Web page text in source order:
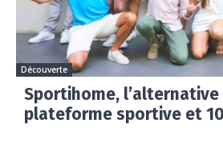
Découverte
Sportihome, l’alternative
plateforme sportive et